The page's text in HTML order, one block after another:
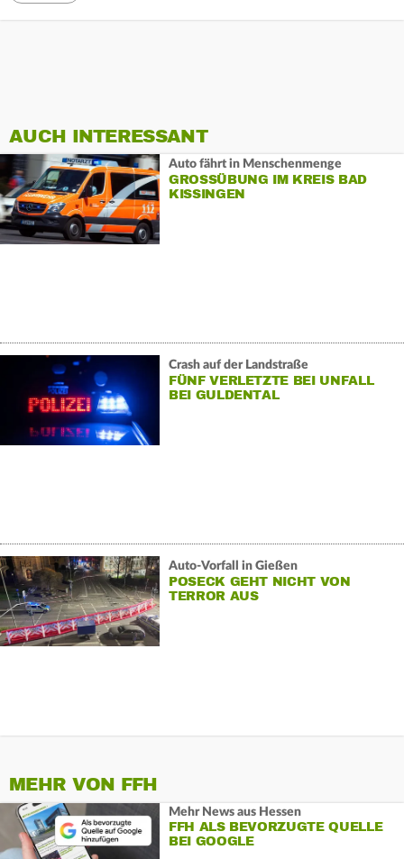
AUCH INTERESSANT
Auto fährt in Menschenmenge
GROSSÜBUNG IM KREIS BAD K
ISSINGEN
Crash auf der Landstraße
FÜNF VERLETZTE BEI UNFALL
BEI GULDENTAL
Auto-Vorfall in Gießen
POSECK GEHT NICHT VON
TERROR AUS
MEHR VON FFH
Mehr News aus Hessen
FFH ALS BEVORZUGTE QUELLE
BEI GOOGLE